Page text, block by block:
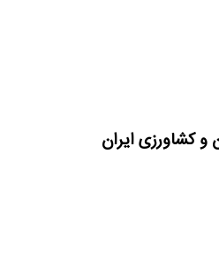
و کشاورزی ایران